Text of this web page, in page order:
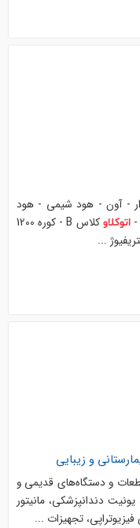
- آون - هود شیمی - هود
اتوکلاو
کلاس B - کوره 1200
...
و زیبایی
و دستگاه‌های قدیمی و
یونیت دندانپزشکی، مانیتور